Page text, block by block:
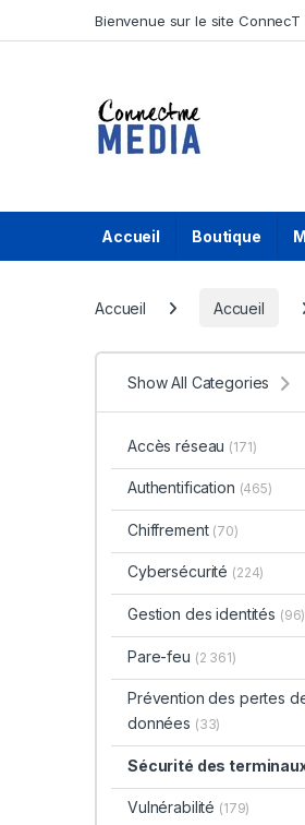
Bienvenue sur le site ConnecT
Accueil Boutique
Accueil Accueil
Show All Categories
Accès réseau (171)
Authentification (465)
Chiffrement (70)
Cybersécurité (224)
Gestion des identités (96)
Pare-feu (2 361)
Prévention des pertes
données (33)
Sécurité des
Vulnérabilité (179)